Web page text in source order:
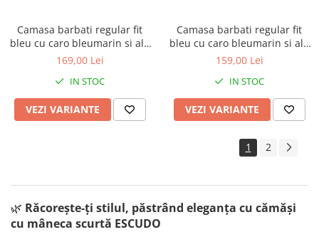
Camasa barbati regular fit
bleu cu caro bleumarin si alb
cu maneca scurta - 2XL-3XL
169,00 Lei
IN STOC
VEZI VARIANTE
Camasa barbati regular fit
bleu cu caro bleumarin si alb
cu maneca scurta
159,00 Lei
IN STOC
VEZI VARIANTE
1 2
🌿 Răcorește-ți stilul, păstrând eleganța cu cămăși
cu mâneca scurtă ESCUDO